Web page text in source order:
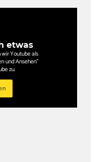
etwas
Youtube als
und Ansehen"
zu.